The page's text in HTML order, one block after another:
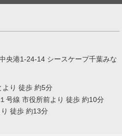
央港1-24-14 シースケープ千葉みな
より 徒歩 約5分
号線 市役所前より 徒歩 約10分
徒歩 約13分